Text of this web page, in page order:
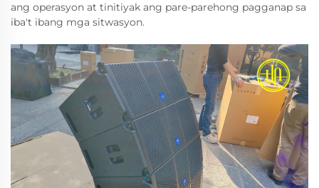
ang operasyon at tinitiyak ang pare-parehong pagganap sa
iba't ibang mga sitwasyon.